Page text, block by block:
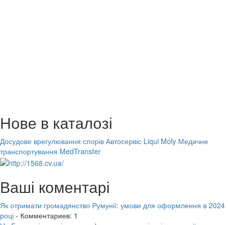
Нове в каталозі
Досудове врегулювання спорів Автосервіс Liqui Moly Медичне
транспортування MedTransfer
Ваші коментарі
Як отримати громадянство Румунії: умови для оформлення в 2024
році - Комментариев: 1